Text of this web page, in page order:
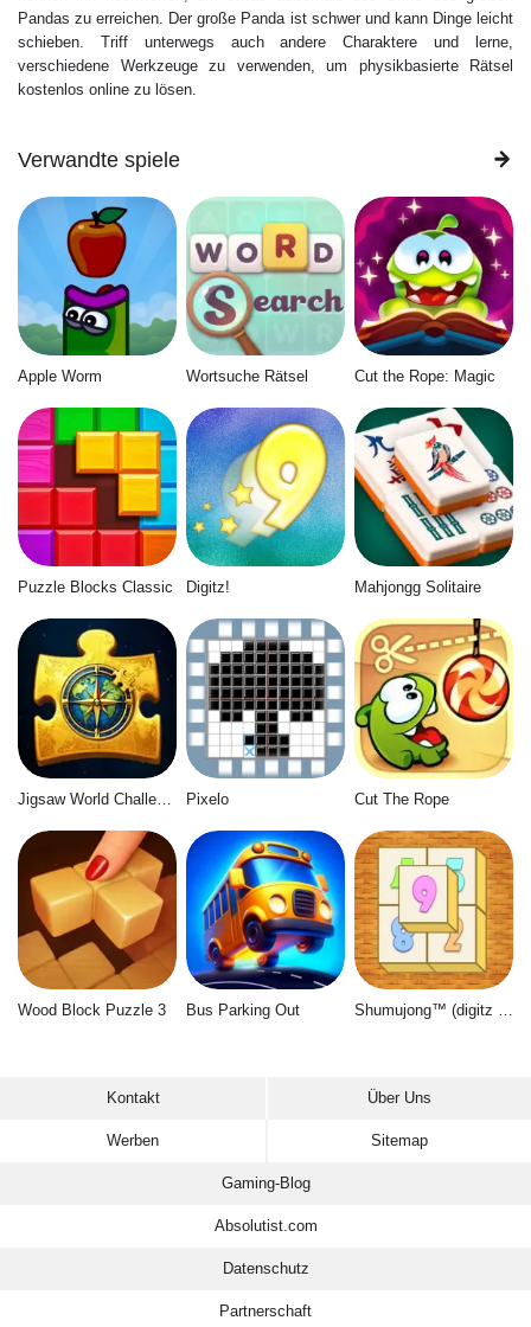
Pandas zu erreichen. Der große Panda ist schwer und kann Dinge leicht
schieben. Triff unterwegs auch andere Charaktere und lerne,
verschiedene Werkzeuge zu verwenden, um physikbasierte Rätsel
kostenlos online zu lösen.
Verwandte spiele
Apple Worm Wortsuche Rätsel Cut the Rope: Magic
Puzzle Blocks Classic Digitz! Mahjongg Solitaire
Pixelo Cut The Rope
Wood Block Puzzle 3 Bus Parking Out
Kontakt Über Uns
Werben Sitemap
Gaming-Blog
Absolutist.com
Datenschutz
Partnerschaft